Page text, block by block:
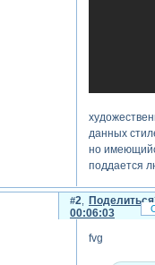
данных
но
поддается
изменен
если это
Поделиться
2
00:06:03
fvg